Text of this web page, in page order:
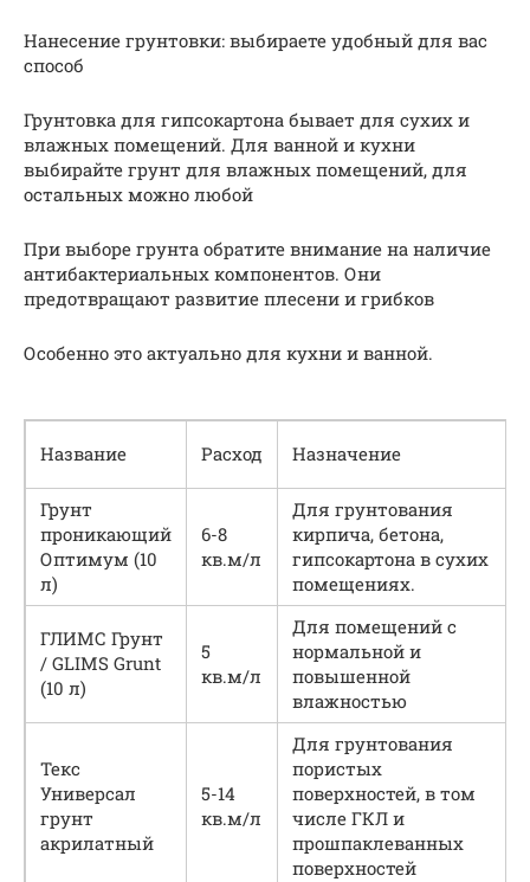
Нанесение грунтовки: выбираете удобный для вас
способ
Грунтовка для гипсокартона бывает для сухих и
влажных помещений. Для ванной и кухни
выбирайте грунт для влажных помещений, для
остальных можно любой
При выборе грунта обратите внимание на наличие
антибактериальных компонентов. Они
предотвращают развитие плесени и грибков
Особенно это актуально для кухни и ванной.
Название Расход Назначение
Грунт
проникающий
Оптимум (10
л)
6-8
кв.м/л
Для грунтования
кирпича, бетона,
гипсокартона в сухих
помещениях.
ГЛИМС Грунт
/ GLIMS Grunt
(10 л)
5
кв.м/л
Для помещений с
нормальной и
повышенной
влажностью
Текс
Универсал
грунт
акрилатный
5-14
кв.м/л
Для грунтования
пористых
поверхностей, в том
числе ГКЛ и
прошпаклеванных
поверхностей